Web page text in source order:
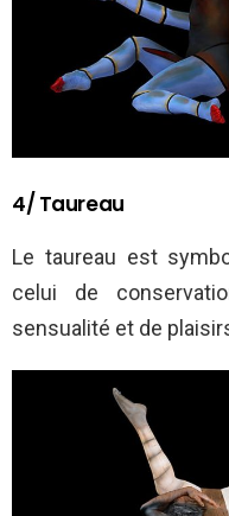
4/ Taureau
Le taureau est
celui de
sensualité et de